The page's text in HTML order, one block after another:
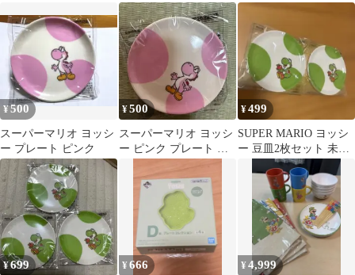
ンプレート 3種セット
プレートセット
¥500
スーパーマリオ ヨッシ
ー プレート ピンク
¥500
スーパーマリオ ヨッシ
ー ピンク プレート 皿
¥499
SUPER MARIO ヨッシ
ー 豆皿2枚セット 未開
¥699 ¥666 ¥4,999